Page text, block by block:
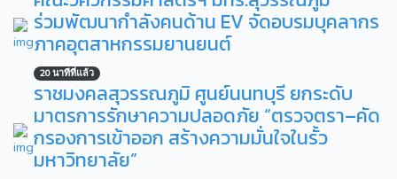
ร่วมพัฒนากำลังคนด้าน EV จัดอบรมบุคลากร
ภาคอุตสาหกรรมยานยนต์
20 นาทีที่แล้ว
ราชมงคลสุวรรณภูมิ ศูนย์นนทบุรี ยกระดับ
มาตรการรักษาความปลอดภัย “ตรวจตรา–คัด
กรองการเข้าออก สร้างความมั่นใจในรั้ว
มหาวิทยาลัย”